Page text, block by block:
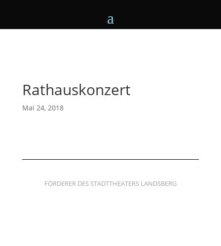
Rathauskonzert
Mai 24, 2018
FÖRDERER DES STADTTHEATERS LANDSBERG